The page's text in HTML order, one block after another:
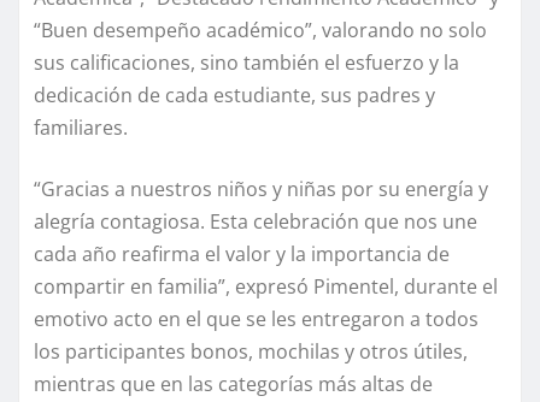
“Buen desempeño académico”, valorando no solo
sus calificaciones, sino también el esfuerzo y la
dedicación de cada estudiante, sus padres y
familiares.
“Gracias a nuestros niños y niñas por su energía y
alegría contagiosa. Esta celebración que nos une
cada año reafirma el valor y la importancia de
compartir en familia”, expresó Pimentel, durante el
emotivo acto en el que se les entregaron a todos
los participantes bonos, mochilas y otros útiles,
mientras que en las categorías más altas de